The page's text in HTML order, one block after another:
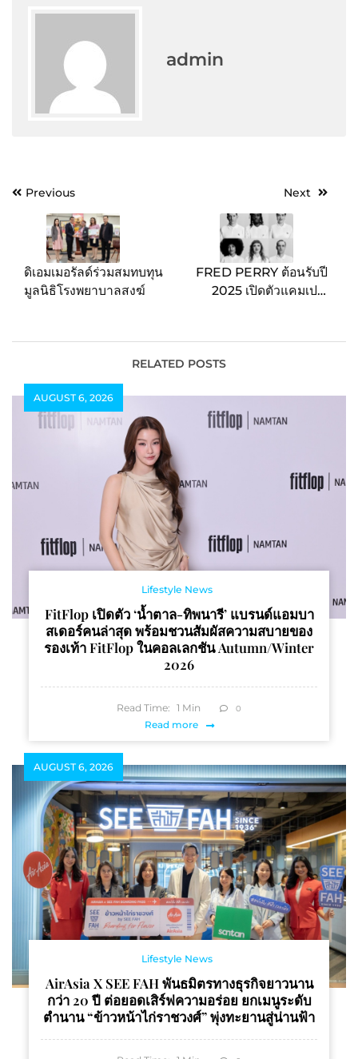
admin
PostPrevious
ดิเอมเมอรัลด์ร่วมสมทบทุน
มูลนิธิโรงพยาบาลสงฆ์
Next
FRED PERRY ต้อนรับปี
2025 เปิดตัวแคมเปญ
เป็นจุดกำเนิดของแบรนด์
RELATED POSTS
AUGUST 6, 2026
Lifestyle News
FitFlop เปิดตัว ‘น้ำตาล-ทิพนารี’ แบรนด์แอมบา
สเดอร์คนล่าสุด พร้อมชวนสัมผัสความสบายของ
รองเท้า FitFlop ในคอลเลกชัน Autumn/Winter
2026
Read Time: 1 Min 0
Read more
AUGUST 6, 2026
Lifestyle News
AirAsia X SEE FAH พันธมิตรทางธุรกิจยาวนาน
กว่า 20 ปี ต่อยอดเสิร์ฟความอร่อย ยกเมนูระดับ
ตำนาน “ข้าวหน้าไก่ราชวงศ์” พุ่งทะยานสู่น่านฟ้า